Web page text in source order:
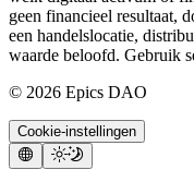
geen financieel resultaat,
een handelslocatie,
waarde beloofd. Gebruik
© 2026 Epics DAO
Cookie-instellingen